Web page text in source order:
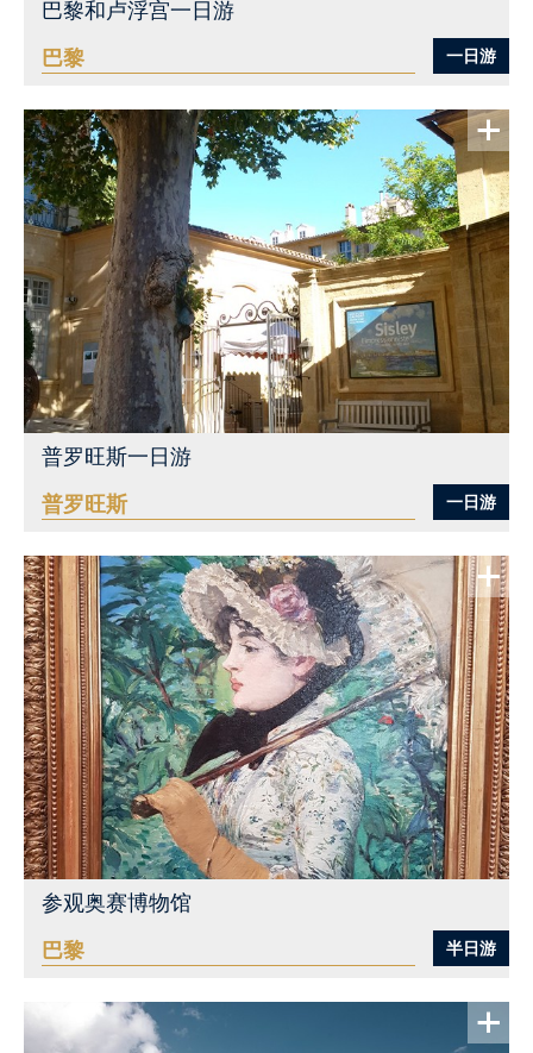
巴黎和卢浮宫一日游
巴黎 一日游
普罗旺斯一日游
普罗旺斯 一日游
参观奥赛博物馆
巴黎 半日游